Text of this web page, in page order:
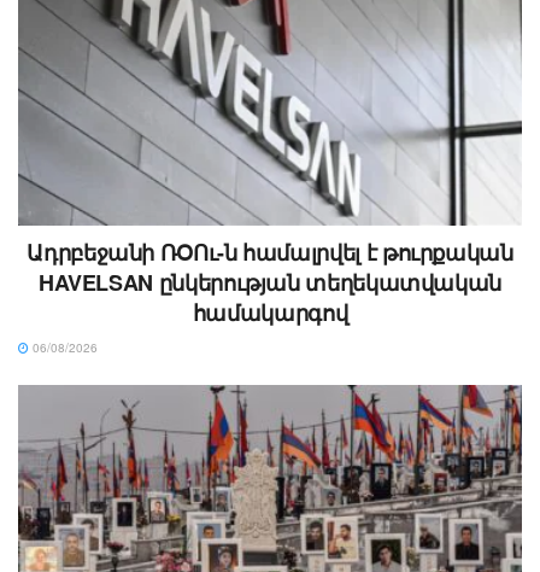
Ադրբեջանի ՌՕՈւ-ն համալրվել է թուրքական
HAVELSAN ընկերության տեղեկատվական
համակարգով
06/08/2026